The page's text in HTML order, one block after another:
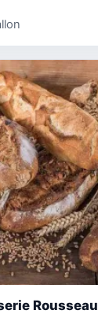
Rousseau